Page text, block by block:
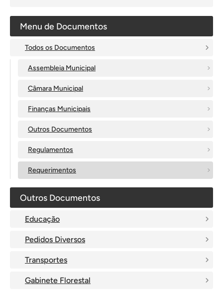
Menu de Documentos
Todos os Documentos
Assembleia Municipal
Câmara Municipal
Finanças Municipais
Outros Documentos
Regulamentos
Requerimentos
Outros Documentos
Educação
Pedidos Diversos
Transportes
Gabinete Florestal